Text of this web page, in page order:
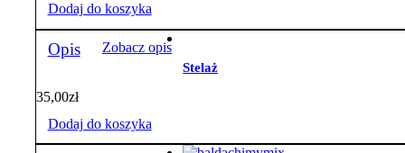
Dodaj do koszyka
Opis Zobacz opis
Stelaż
35,00zł
Dodaj do koszyka